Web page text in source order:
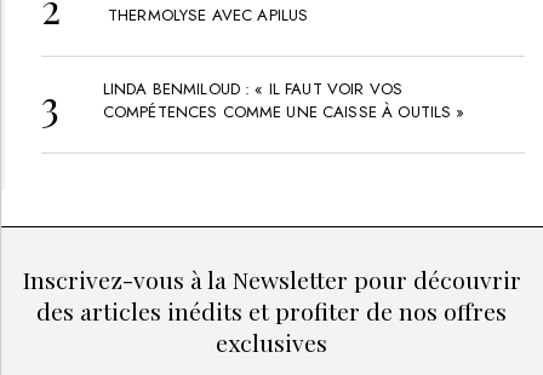
Shiatsu visage
EMMANUEL FAUQUE